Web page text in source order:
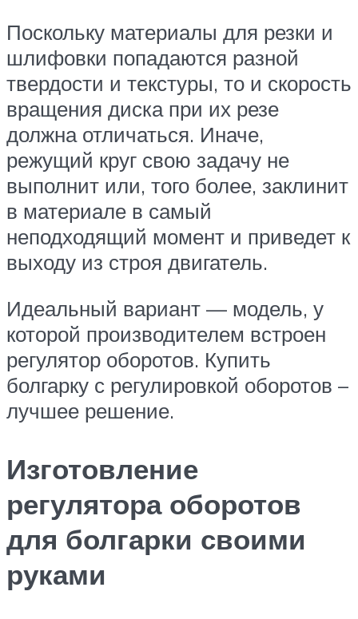
Поскольку материалы для резки и
шлифовки попадаются разной
твердости и текстуры, то и скорость
вращения диска при их резе
должна отличаться. Иначе,
режущий круг свою задачу не
выполнит или, того более, заклинит
в материале в самый
неподходящий момент и приведет к
выходу из строя двигатель.
Идеальный вариант — модель, у
которой производителем встроен
регулятор оборотов. Купить
болгарку с регулировкой оборотов –
лучшее решение.
Изготовление
регулятора оборотов
для болгарки своими
руками